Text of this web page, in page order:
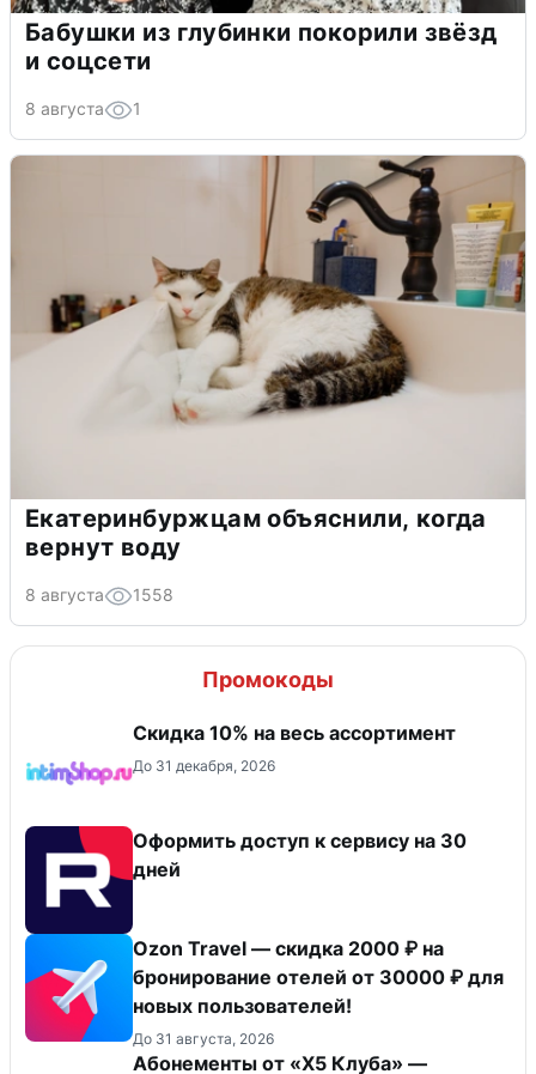
Бабушки из глубинки покорили звёзд
и соцсети
8 августа 1
Екатеринбуржцам объяснили, когда
вернут воду
8 августа 1558
Промокоды
Скидка 10% на весь ассортимент
До 31 декабря, 2026
Оформить доступ к сервису на 30
дней
Ozon Travel — скидка 2000 ₽ на
бронирование отелей от 30000 ₽ для
новых пользователей!
До 31 августа, 2026
Абонементы от «Х5 Клуба» —